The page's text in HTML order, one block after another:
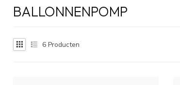
BALLONNENPOMP
6 Producten